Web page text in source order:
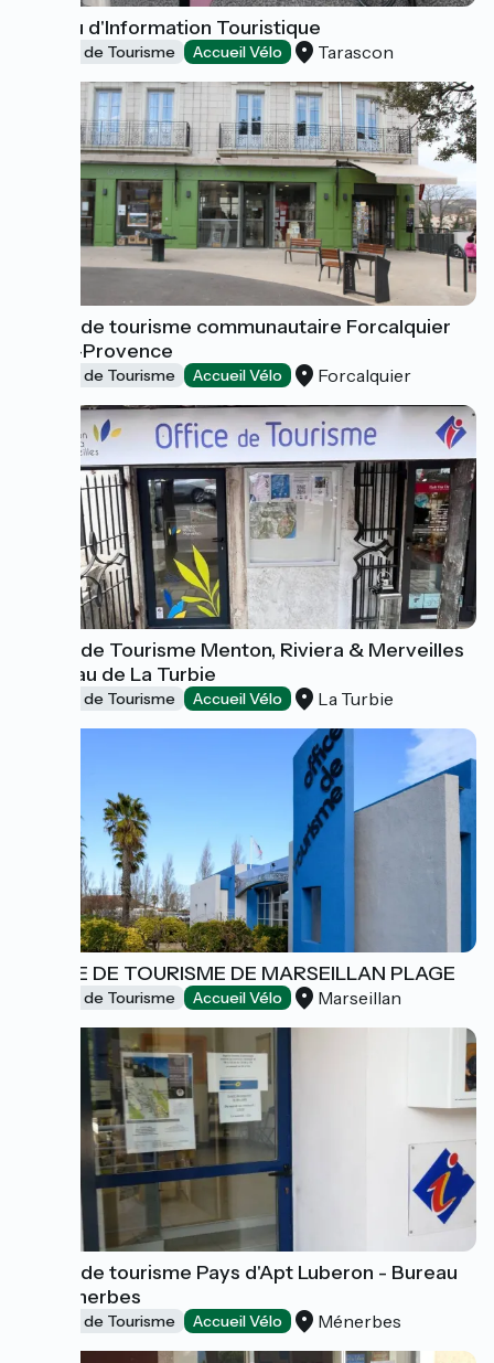
Bureau d'Information Touristique
Offices de Tourisme Accueil Vélo Tarascon
Office de tourisme communautaire Forcalquier
Haute-Provence
Offices de Tourisme Accueil Vélo Forcalquier
Office de Tourisme Menton, Riviera & Merveilles
- Bureau de La Turbie
Offices de Tourisme Accueil Vélo La Turbie
OFFICE DE TOURISME DE MARSEILLAN PLAGE
Offices de Tourisme Accueil Vélo Marseillan
Office de tourisme Pays d'Apt Luberon - Bureau
de Ménerbes
Offices de Tourisme Accueil Vélo Ménerbes